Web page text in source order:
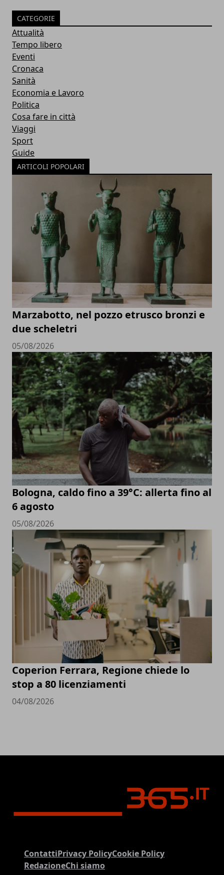
CATEGORIE
Attualità
Tempo libero
Eventi
Cronaca
Sanità
Economia e Lavoro
Politica
Cosa fare in città
Viaggi
Sport
Guide
ARTICOLI POPOLARI
Marzabotto, nel pozzo etrusco bronzi e
due scheletri
05/08/2026
Bologna, caldo fino a 39°C: allerta fino al
6 agosto
05/08/2026
Coperion Ferrara, Regione chiede lo
stop a 80 licenziamenti
04/08/2026
ContattiPrivacy PolicyCookie Policy
RedazioneChi siamo